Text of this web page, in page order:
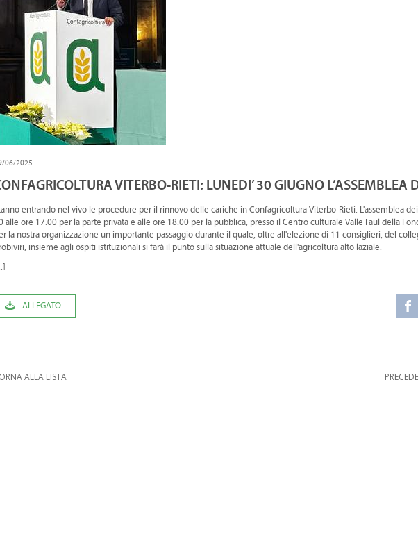
06/2025
VITERBO-RIETI: LUNEDI’ 30 GIUGNO L’ASSEMBLEA
entrando nel vivo le procedure per il rinnovo delle cariche in Confagricoltura Viterbo-Rieti. L'assemblea
alle ore 17.00 per la parte privata e alle ore 18.00 per la pubblica, presso il Centro culturale Valle Faul della
la nostra organizzazione un importante passaggio durante il quale, oltre all'elezione di 11 consiglieri, del
insieme agli ospiti istituzionali si farà il punto sulla situazione attuale dell'agricoltura alto laziale.
ALLEGATO
ALLA LISTA